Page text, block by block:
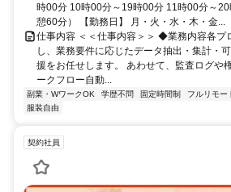
時00分 10時00分～19時00分 11時00分～
憩60分） 【勤務日】 月・火・水・木・金...
仕事内容 ＜＜仕事内容＞＞ ◆業務内容各プ
し、業務要件に応じたデータ抽出・集計・
援をお任せします。 あわせて、監査ログや
ークフロー自動...
副業・WワークOK 学歴不問 固定時間制 フルリモー
服装自由
契約社員